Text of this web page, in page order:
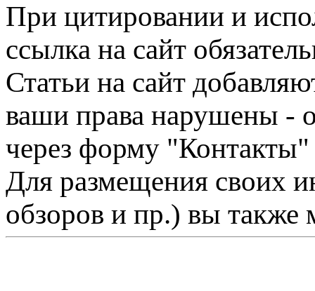
При цитировании и
ссылка на сайт
Статьи на сайт
ваши права нарушены -
через форму "Контакты"
Для размещения своих
обзоров и пр.) вы также